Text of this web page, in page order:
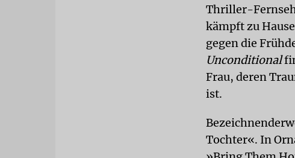
Thriller-
kämpft zu
gegen die
Unconditional
Frau, deren
ist.
Tochter«. In